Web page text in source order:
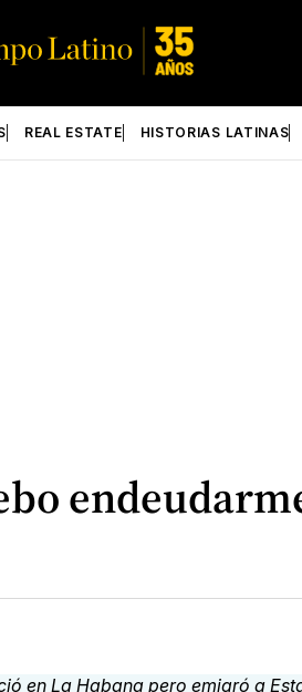
REAL ESTATE HISTORIAS LATINAS